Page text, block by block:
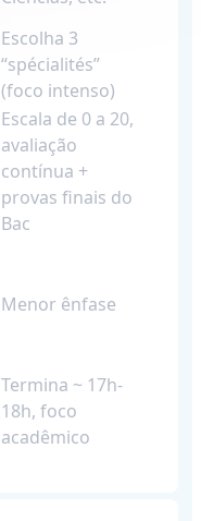
Escolha 3
“spécialités”
(foco intenso)
Escala de 0 a 20,
avaliação
contínua +
provas finais do
Bac
Menor ênfase
Termina ~ 17h-
18h, foco
acadêmico